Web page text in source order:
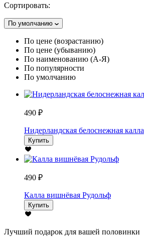
Сортировать:
По умолчанию
По цене (возрастанию)
По цене (убыванию)
По наименованию (А-Я)
По популярности
По умолчанию
490 ₽
Нидерландская белоснежная калла
Купить
490 ₽
Калла вишнёвая Рудольф
Купить
Лучший подарок для вашей половинки